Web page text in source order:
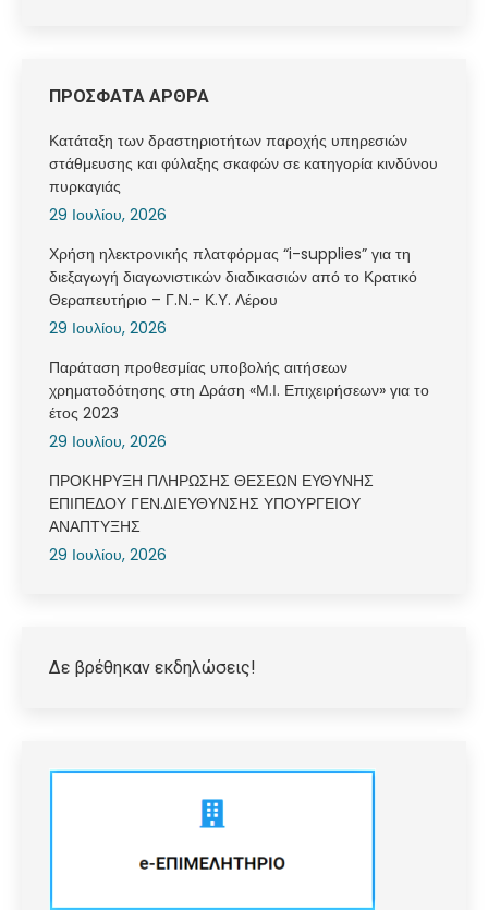
ΠΡΟΣΦΑΤΑ ΑΡΘΡΑ
Κατάταξη των δραστηριοτήτων παροχής υπηρεσιών
στάθμευσης και φύλαξης σκαφών σε κατηγορία κινδύνου
πυρκαγιάς
29 Ιουλίου, 2026
Χρήση ηλεκτρονικής πλατφόρμας “i-supplies” για τη
διεξαγωγή διαγωνιστικών διαδικασιών από το Κρατικό
Θεραπευτήριο – Γ.Ν.- Κ.Υ. Λέρου
29 Ιουλίου, 2026
Παράταση προθεσμίας υποβολής αιτήσεων
χρηματοδότησης στη Δράση «Μ.Ι. Επιχειρήσεων» για το
έτος 2023
29 Ιουλίου, 2026
ΠΡΟΚΗΡΥΞΗ ΠΛΗΡΩΣΗΣ ΘΕΣΕΩΝ ΕΥΘΥΝΗΣ
ΕΠΙΠΕΔΟΥ ΓΕΝ.ΔΙΕΥΘΥΝΣΗΣ ΥΠΟΥΡΓΕΙΟΥ
ΑΝΑΠΤΥΞΗΣ
29 Ιουλίου, 2026
Δε βρέθηκαν εκδηλώσεις!